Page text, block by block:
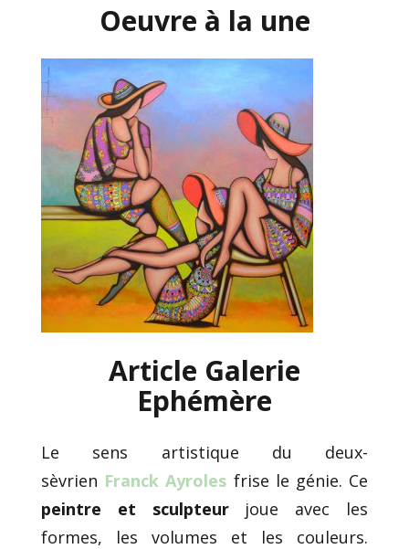
Oeuvre à la une
Article Galerie
Ephémère
Le sens artistique du deux-
sèvrien Franck Ayroles frise le génie. Ce
peintre et sculpteurjoue avec les
formes, les volumes et les couleurs.